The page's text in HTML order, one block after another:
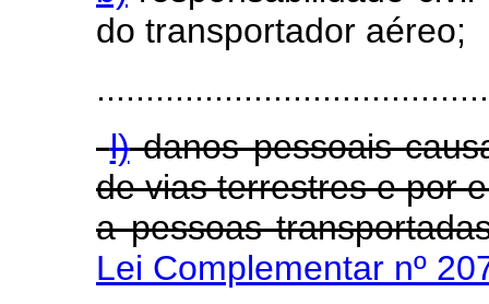
do transportador aéreo;
l)danos pessoais
de vias terrestres e por
a pessoas
Lei Complementar nº